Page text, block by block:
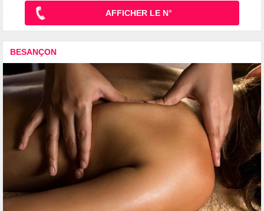
AFFICHER LE N°
BESANÇON